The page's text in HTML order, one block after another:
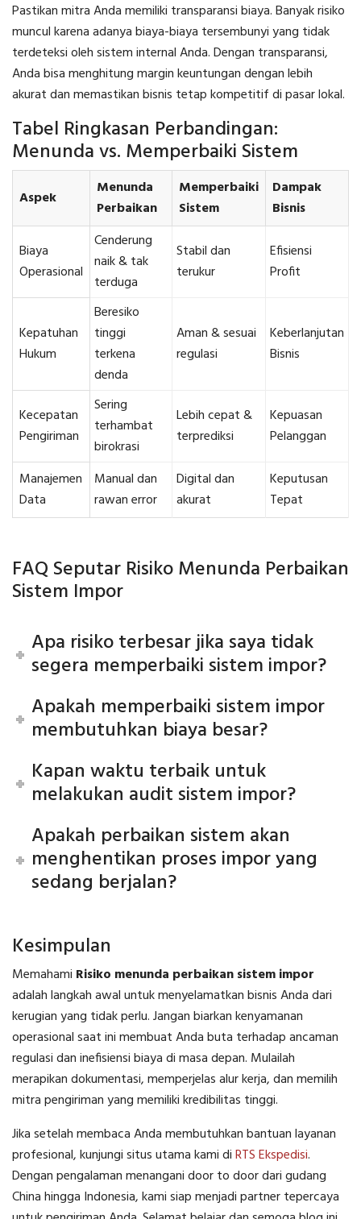
Pastikan mitra Anda memiliki transparansi biaya. Banyak risiko
muncul karena adanya biaya-biaya tersembunyi yang tidak
terdeteksi oleh sistem internal Anda. Dengan transparansi,
Anda bisa menghitung margin keuntungan dengan lebih
akurat dan memastikan bisnis tetap kompetitif di pasar lokal.
Tabel Ringkasan Perbandingan:
Menunda vs. Memperbaiki Sistem
Aspek
Menunda
Perbaikan
Memperbaiki
Sistem
Dampak
Bisnis
Biaya
Operasional
Cenderung
naik & tak
terduga
Stabil dan
terukur
Efisiensi
Profit
Kepatuhan
Hukum
Beresiko
tinggi
terkena
denda
Aman & sesuai
regulasi
Keberlanjutan
Bisnis
Kecepatan
Pengiriman
Sering
terhambat
birokrasi
Lebih cepat &
terprediksi
Kepuasan
Pelanggan
Manajemen
Data
Manual dan
rawan error
Digital dan
akurat
Keputusan
Tepat
FAQ Seputar Risiko Menunda Perbaikan
Sistem Impor
Apa risiko terbesar jika saya tidak
segera memperbaiki sistem impor?
Apakah memperbaiki sistem impor
membutuhkan biaya besar?
Kapan waktu terbaik untuk
melakukan audit sistem impor?
Apakah perbaikan sistem akan
menghentikan proses impor yang
sedang berjalan?
Kesimpulan
Memahami Risiko menunda perbaikan sistem impor
adalah langkah awal untuk menyelamatkan bisnis Anda dari
kerugian yang tidak perlu. Jangan biarkan kenyamanan
operasional saat ini membuat Anda buta terhadap ancaman
regulasi dan inefisiensi biaya di masa depan. Mulailah
merapikan dokumentasi, memperjelas alur kerja, dan memilih
mitra pengiriman yang memiliki kredibilitas tinggi.
Jika setelah membaca Anda membutuhkan bantuan layanan
profesional, kunjungi situs utama kami diRTS Ekspedisi.
Dengan pengalaman menangani door to door dari gudang
China hingga Indonesia, kami siap menjadi partner tepercaya